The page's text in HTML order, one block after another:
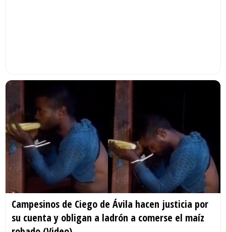
Campesinos de Ciego de Ávila hacen justicia por
su cuenta y obligan a ladrón a comerse el maíz